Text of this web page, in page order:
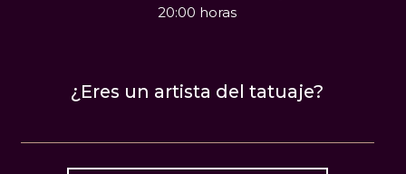
20:00 horas
¿Eres un artista del tatuaje?